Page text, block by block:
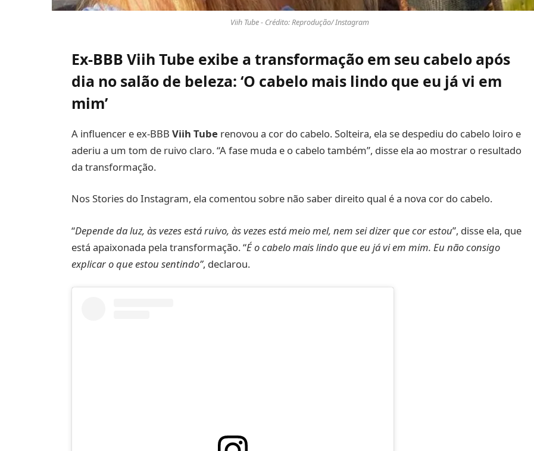
Viih Tube - Crédito: Reprodução/ Instagram
Ex-BBB Viih Tube exibe a transformação em seu cabelo após
dia no salão de beleza: ‘O cabelo mais lindo que eu já vi em
mim’
A influencer e ex-BBB Viih Tube renovou a cor do cabelo. Solteira, ela se despediu do cabelo loiro e
aderiu a um tom de ruivo claro. “A fase muda e o cabelo também”, disse ela ao mostrar o resultado
da transformação.
Nos Stories do Instagram, ela comentou sobre não saber direito qual é a nova cor do cabelo.
“Depende da luz, às vezes está ruivo, às vezes está meio mel, nem sei dizer que cor estou”, disse ela, que
está apaixonada pela transformação. “É o cabelo mais lindo que eu já vi em mim. Eu não consigo
explicar o que estou sentindo”, declarou.